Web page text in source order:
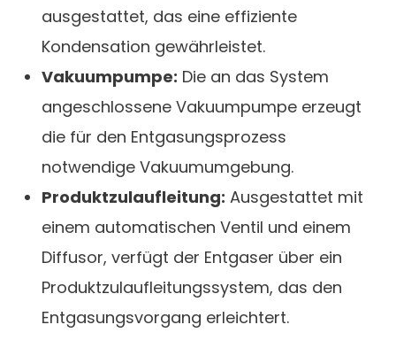
ausgestattet, das eine effiziente
Kondensation gewährleistet.
Vakuumpumpe: Die an das System
angeschlossene Vakuumpumpe erzeugt
die für den Entgasungsprozess
notwendige Vakuumumgebung.
Produktzulaufleitung: Ausgestattet mit
einem automatischen Ventil und einem
Diffusor, verfügt der Entgaser über ein
Produktzulaufleitungssystem, das den
Entgasungsvorgang erleichtert.